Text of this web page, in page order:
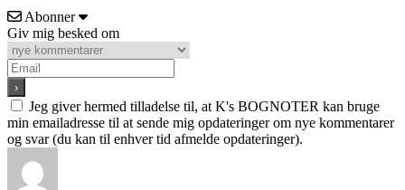
Abonner
Giv mig besked om
Jeg giver hermed tilladelse til, at K's BOGNOTER kan bruge
min emailadresse til at sende mig opdateringer om nye kommentarer
og svar (du kan til enhver tid afmelde opdateringer).